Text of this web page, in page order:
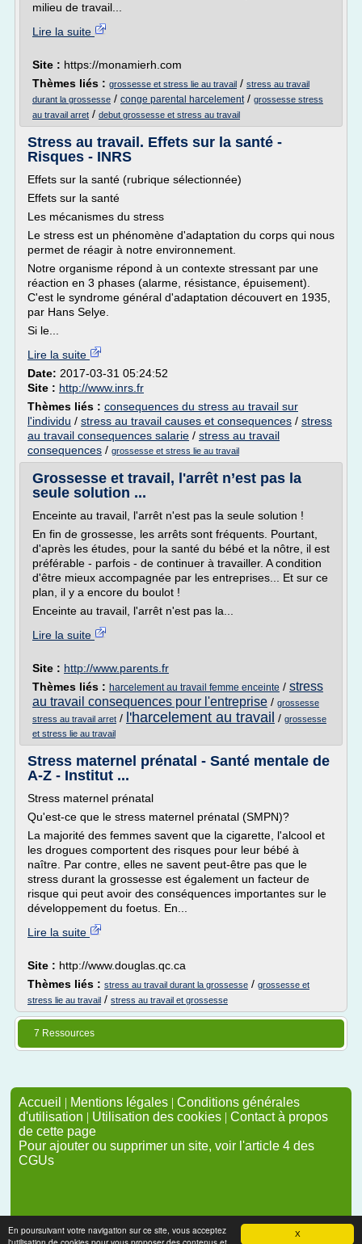
X
En poursuivant votre navigation sur ce site, vous acceptez
milieu de travail...
Lire la suite
Site : https://monamierh.com
Thèmes liés : grossesse et stress lie au travail / stress au travail
durant la grossesse / conge parental harcelement/ grossesse stress
au travail arret / debut grossesse et stress au travail
Stress au travail. Effets sur la santé -
Risques - INRS
Effets sur la santé (rubrique sélectionnée)
Effets sur la santé
Les mécanismes du stress
Le stress est un phénomène d'adaptation du corps qui nous
permet de réagir à notre environnement.
Notre organisme répond à un contexte stressant par une
réaction en 3 phases (alarme, résistance, épuisement).
C'est le syndrome général d'adaptation découvert en 1935,
par Hans Selye.
Si le...
Lire la suite
Date: 2017-03-31 05:24:52
Site : http://www.inrs.fr
Thèmes liés : consequences du stress au travail sur
l'individu / stress au travail causes et consequences / stress
au travail consequences salarie / stress au travail
consequences / grossesse et stress lie au travail
Grossesse et travail, l'arrêt n’est pas la
seule solution ...
Enceinte au travail, l'arrêt n'est pas la seule solution !
En fin de grossesse, les arrêts sont fréquents. Pourtant,
d'après les études, pour la santé du bébé et la nôtre, il est
préférable - parfois - de continuer à travailler. A condition
d'être mieux accompagnée par les entreprises... Et sur ce
plan, il y a encore du boulot !
Enceinte au travail, l'arrêt n'est pas la...
Lire la suite
Site : http://www.parents.fr
Thèmes liés : harcelement au travail femme enceinte / stress
au travail consequences pour l'entreprise / grossesse
stress au travail arret / l'harcelement au travail / grossesse
et stress lie au travail
Stress maternel prénatal - Santé mentale de
A-Z - Institut ...
Stress maternel prénatal
Qu'est-ce que le stress maternel prénatal (SMPN)?
La majorité des femmes savent que la cigarette, l'alcool et
les drogues comportent des risques pour leur bébé à
naître. Par contre, elles ne savent peut-être pas que le
stress durant la grossesse est également un facteur de
risque qui peut avoir des conséquences importantes sur le
développement du foetus. En...
Lire la suite
Site : http://www.douglas.qc.ca
Thèmes liés : stress au travail durant la grossesse / grossesse et
stress lie au travail / stress au travail et grossesse
7 Ressources
Accueil | Mentions légales | Conditions générales
d'utilisation | Utilisation des cookies | Contact à propos
de cette page
Pour ajouter ou supprimer un site, voir l'article 4 des
CGUs